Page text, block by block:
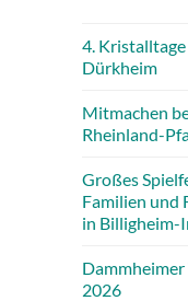
4.
Dürkheim
Mitmachen
Rheinland-
Großes
Familien und
in Billigheim-
2026